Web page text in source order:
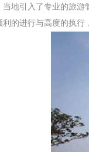
地引入了专业的旅
的进行与高度的执行